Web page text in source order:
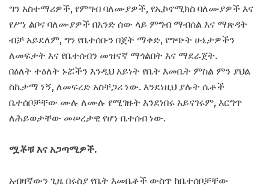
ግን አስተማሪዎች, የምግብ ባለሙያዎች, የኢኮኖሚክስ ባለሙያዎች እና
የሥነ ልቦና ባለሙያዎች በአንድ ሰው ላይ ምግብ ማብሰል እና ማጽዳት
ብቻ አይደለም, ግን የቤተሰቡን በጀት ማቀድ, የግጭት ሁኔታዎችን
ለመፍታት እና የቤተሰብን መዝናኛ ማጎልበት እና ማደራጀት.
በዕለት ተዕለት ኑሯችን እንዲህ አይነት የቤት እመቤት ምስል ምን ያህል
ስኬታማ ነኝ, ለመፍረድ አስቸጋሪ ነው. እንደነዚህ ያሉት ሴቶች
ቤተሰቦቻቸው ሙሉ ለሙሉ የሚገዙት እንደነበሩ አይናገሩም, እርግጥ
ለሕይወታቸው መሠረታዊ የሆነ ቤተሰብ ነው.
ሟቾቹ እና አጋጣሚዎች.
አብዛኛውን ጊዜ በሩስያ የቤት እመቤቶች ውስጥ ከቤተሰቦቻቸው